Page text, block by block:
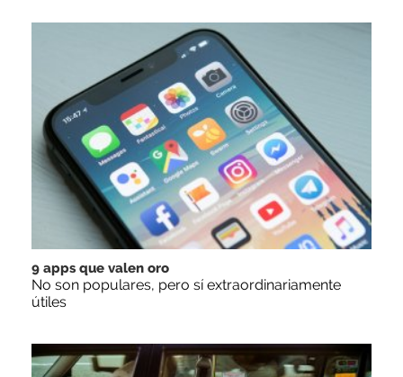
9 apps que valen oro
No son populares, pero sí extraordinariamente
útiles